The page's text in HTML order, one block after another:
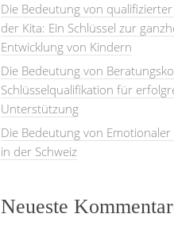
Die Bedeutung von
der Kita: Ein Schlüssel zur
Entwicklung von Kindern
Die Bedeutung von
Schlüsselqualifikation für
Unterstützung
Die Bedeutung von Emotionaler
in der Schweiz
Neueste